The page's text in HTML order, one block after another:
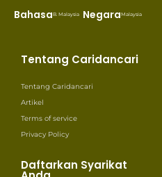
BahasaB. Malaysia NegaraMalaysia
Tentang Caridancari
Tentang Caridancari
Artikel
Terms of service
Privacy Policy
Daftarkan Syarikat